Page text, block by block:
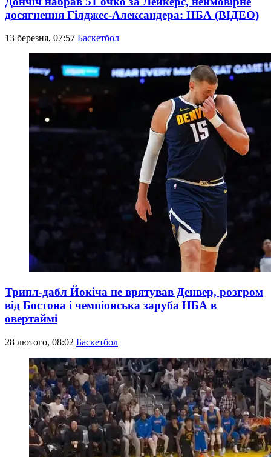
досягнення Гілджес-Александера: НБА (ВІДЕО)
13 березня, 07:57 Баскетбол
Трипл-дабл Йокіча не врятував Денвер, розгром
від Бостона і чемпіонська заруба НБА в
овертаймі
28 лютого, 08:02 Баскетбол